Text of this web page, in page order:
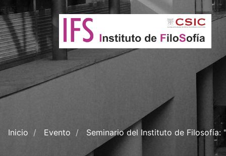
Inicio Evento Seminario del Instituto de Filosofía: